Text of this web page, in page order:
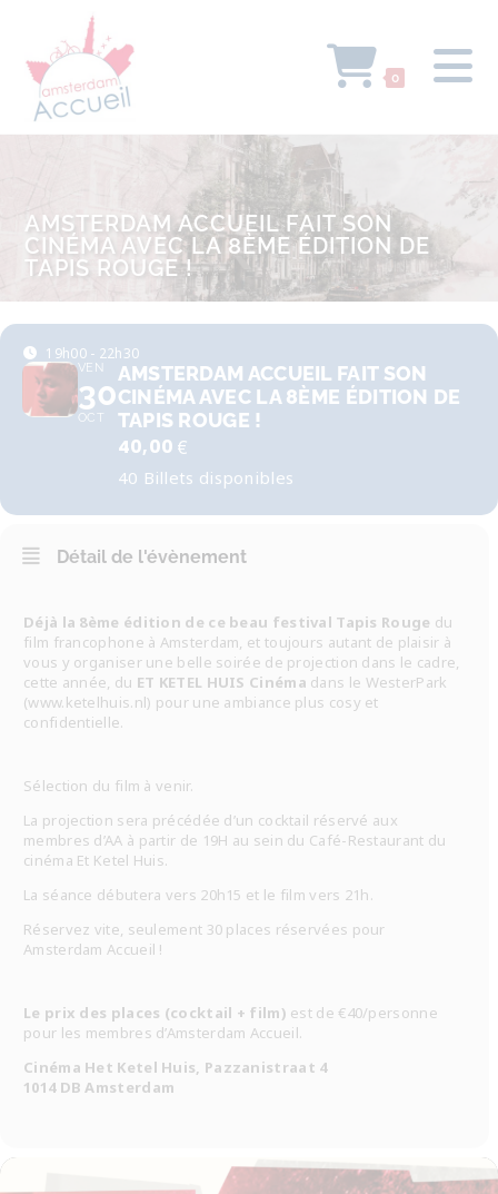
0
AMSTERDAM ACCUEIL FAIT SON
CINÉMA AVEC LA 8ÈME ÉDITION DE
TAPIS ROUGE !
19h00 - 22h30
VEN
30
OCT
AMSTERDAM ACCUEIL FAIT SON
CINÉMA AVEC LA 8ÈME ÉDITION DE
TAPIS ROUGE !
40,00 €
40 Billets disponibles
Détail de l'évènement
Déjà la 8ème édition de ce beau festival Tapis Rouge du
film francophone à Amsterdam, et toujours autant de plaisir à
vous y organiser une belle soirée de projection dans le cadre,
cette année, du ET KETEL HUIS Cinéma dans le WesterPark
(www.ketelhuis.nl) pour une ambiance plus cosy et
confidentielle.
Sélection du film à venir.
La projection sera précédée d’un cocktail réservé aux
membres d’AA à partir de 19H au sein du Café-Restaurant du
cinéma Et Ketel Huis.
La séance débutera vers 20h15 et le film vers 21h.
Réservez vite, seulement 30 places réservées pour
Amsterdam Accueil !
Le prix des places (cocktail + film) est de €40/personne
pour les membres d’Amsterdam Accueil.
Cinéma Het Ketel Huis, Pazzanistraat 4
1014 DB Amsterdam